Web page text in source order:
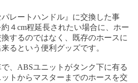
パレートハンドル』に交換した事
４cm程延長されたい場合に、ホー
するのではなく、既存のホースに
るという便利グッズです。
、ABSユニットがタンク下に有る
トからマスターまでのホースを交